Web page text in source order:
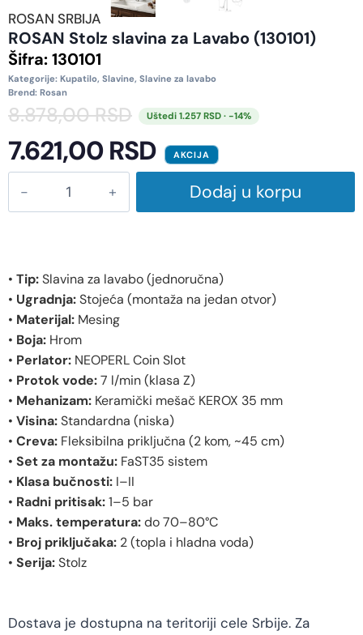
ROSAN SRBIJA
ROSAN Stolz slavina za Lavabo (130101)
Šifra:130101
Kategorije: Kupatilo, Slavine, Slavine za lavabo
Brend: Rosan
8.878,00RSD Uštedi 1.257 RSD · -14%
7.621,00RSD AKCIJA
Dodaj u korpu
• Tip:Slavina za lavabo (jednoručna)
• Ugradnja:Stojeća (montaža na jedan otvor)
• Materijal: Mesing
• Boja: Hrom
• Perlator: NEOPERL Coin Slot
• Protok vode:7 l/min (klasa Z)
• Mehanizam: Keramički mešač KEROX 35 mm
• Visina:Standardna (niska)
• Creva: Fleksibilna priključna (2 kom, ~45 cm)
• Set za montažu: FaST35 sistem
• Klasa bučnosti: I–II
• Radni pritisak:1–5 bar
• Maks. temperatura:do 70–80°C
• Broj priključaka: 2 (topla i hladna voda)
• Serija:Stolz
Dostava je dostupna na teritoriji cele Srbije. Za